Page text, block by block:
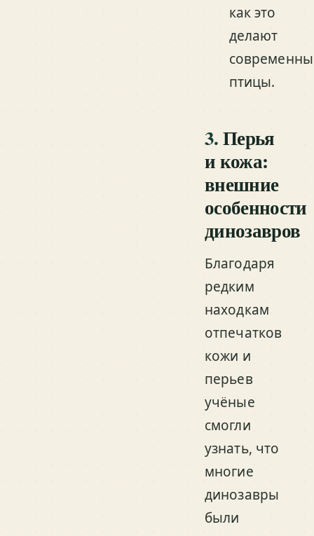
как это
делают
птицы.
3.Перья
и кожа:
внешние
особенности
динозавров
Благодаря
редким
находкам
отпечатков
кожи и
перьев
учёные
смогли
узнать, что
многие
динозавры
были